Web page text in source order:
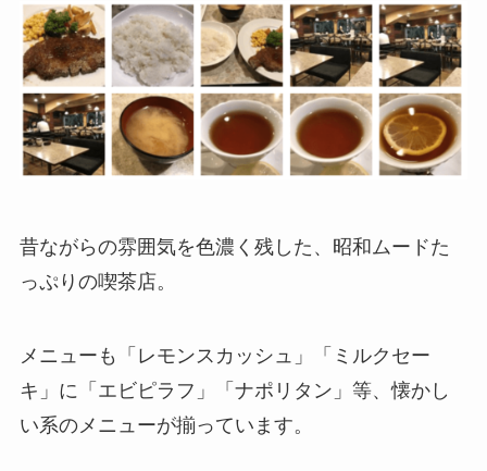
昔ながらの雰囲気を色濃く残した、昭和ムードた
っぷりの喫茶店。
メニューも「レモンスカッシュ」「ミルクセー
キ」に「エビピラフ」「ナポリタン」等、懐かし
い系のメニューが揃っています。